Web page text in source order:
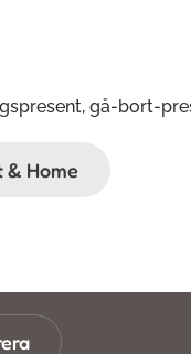
gå-bort-
Home